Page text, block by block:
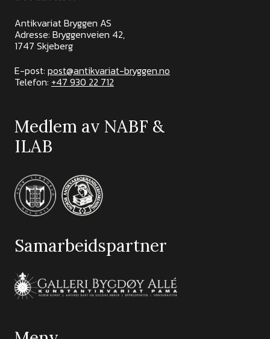
Antikvariat Bryggen AS
Adresse: Bryggenveien 42,
1747 Skjeberg
E-post: post@antikvariat-bryggen.no
Telefon: +47 930 22 712
Medlem av NABF &
ILAB
Samarbeidspartner